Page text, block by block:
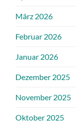
März 2026
Februar 2026
Januar 2026
Dezember 2025
November 2025
Oktober 2025